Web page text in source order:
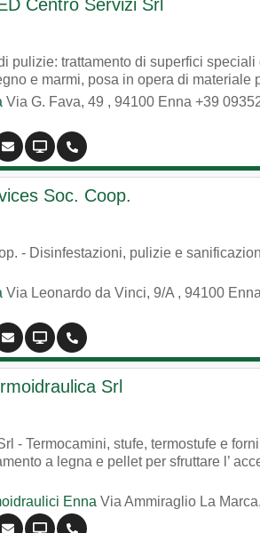
Centro Servizi Srl
pulizie: trattamento di superfici
e marmi, posa in opera di materiale
Via G. Fava, 49 , 94100 Enna +39
Soc. Coop.
- Disinfestazioni, pulizie e
Via Leonardo da Vinci, 9/A , 94100 Enna
Srl
- Termocamini, stufe, termostufe e
a legna e pellet per sfruttare l’
Enna Via Ammiraglio La